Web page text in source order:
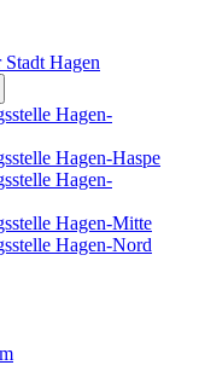
Hagen
Hagen-
Hagen-Haspe
Hagen-
Hagen-Mitte
Hagen-Nord